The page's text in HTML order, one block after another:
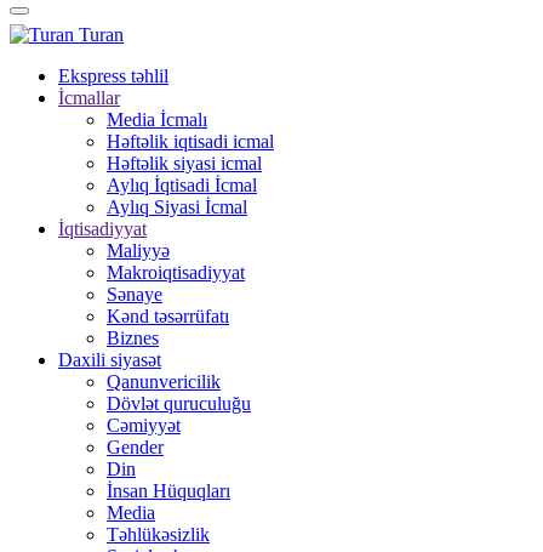
Turan
Ekspress təhlil
İcmallar
Media İcmalı
Həftəlik iqtisadi icmal
Həftəlik siyasi icmal
Aylıq İqtisadi İcmal
Aylıq Siyasi İcmal
İqtisadiyyat
Maliyyə
Makroiqtisadiyyat
Sənaye
Kənd təsərrüfatı
Biznes
Daxili siyasət
Qanunvericilik
Dövlət quruculuğu
Cəmiyyət
Gender
Din
İnsan Hüquqları
Media
Təhlükəsizlik